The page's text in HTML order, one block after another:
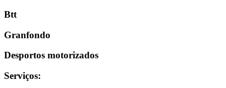
Btt
Granfondo
Desportos motorizados
Serviços: